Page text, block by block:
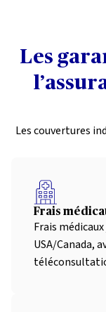
Les
Les couvertures
Frais
Frais médicaux
USA/Canada,